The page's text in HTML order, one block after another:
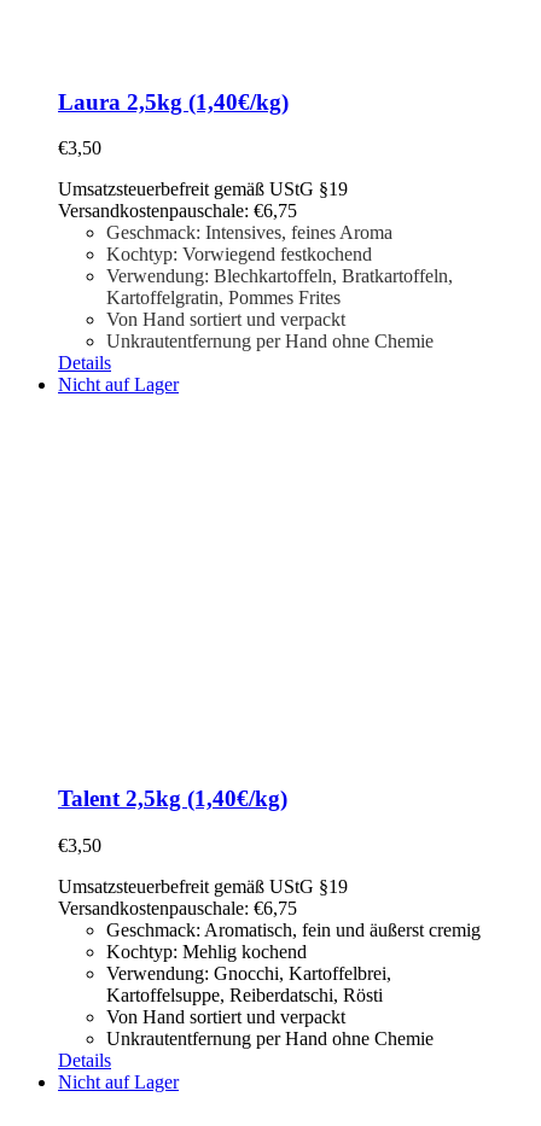
Laura 2,5kg (1,40€/kg)
€3,50
Umsatzsteuerbefreit gemäß UStG §19
Versandkostenpauschale: €6,75
Geschmack: Intensives, feines Aroma
Kochtyp: Vorwiegend festkochend
Verwendung: Blechkartoffeln, Bratkartoffeln,
Kartoffelgratin, Pommes Frites
Von Hand sortiert und verpackt
Unkrautentfernung per Hand ohne Chemie
Details
Nicht auf Lager
Talent 2,5kg (1,40€/kg)
€3,50
Umsatzsteuerbefreit gemäß UStG §19
Versandkostenpauschale: €6,75
Geschmack: Aromatisch, fein und äußerst cremig
Kochtyp: Mehlig kochend
Verwendung: Gnocchi, Kartoffelbrei,
Kartoffelsuppe, Reiberdatschi, Rösti
Von Hand sortiert und verpackt
Unkrautentfernung per Hand ohne Chemie
Details
Nicht auf Lager